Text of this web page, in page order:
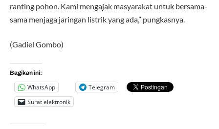
ranting pohon. Kami mengajak masyarakat untuk bersama-
sama menjaga jaringan listrik yang ada,” pungkasnya.
(Gadiel Gombo)
Bagikan ini:
WhatsApp
Telegram
Surat elektronik